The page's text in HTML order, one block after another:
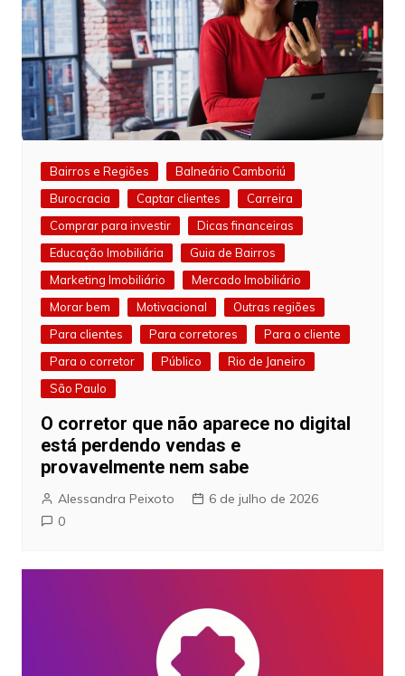
Bairros e Regiões
Balneário Camboriú
Burocracia
Captar clientes
Carreira
Comprar para investir
Dicas financeiras
Educação Imobiliária
Guia de Bairros
Marketing Imobiliário
Mercado Imobiliário
Morar bem
Motivacional
Outras regiões
Para clientes
Para corretores
Para o cliente
Para o corretor
Público
Rio de Janeiro
São Paulo
O corretor que não aparece no digital
está perdendo vendas e
provavelmente nem sabe
Alessandra Peixoto
6 de julho de 2026
0